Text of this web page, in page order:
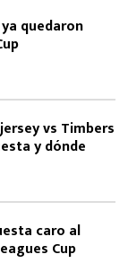
quedaron
vs Timbers
y dónde
caro al
Cup